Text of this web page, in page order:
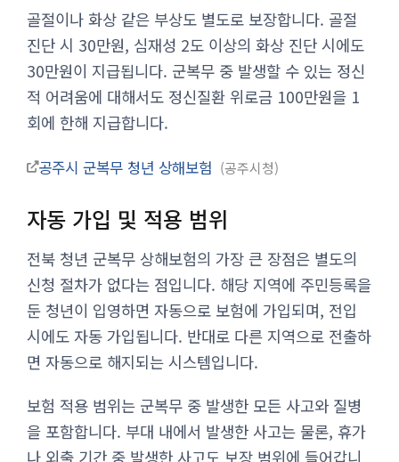
골절이나 화상 같은 부상도 별도로 보장합니다. 골절
진단 시 30만원, 심재성 2도 이상의 화상 진단 시에도
30만원이 지급됩니다. 군복무 중 발생할 수 있는 정신
적 어려움에 대해서도 정신질환 위로금 100만원을 1
회에 한해 지급합니다.
공주시 군복무 청년 상해보험 공주시청
자동 가입 및 적용 범위
전북 청년 군복무 상해보험의 가장 큰 장점은 별도의
신청 절차가 없다는 점입니다. 해당 지역에 주민등록을
둔 청년이 입영하면 자동으로 보험에 가입되며, 전입
시에도 자동 가입됩니다. 반대로 다른 지역으로 전출하
면 자동으로 해지되는 시스템입니다.
보험 적용 범위는 군복무 중 발생한 모든 사고와 질병
을 포함합니다. 부대 내에서 발생한 사고는 물론, 휴가
나 외출 기간 중 발생한 사고도 보장 범위에 들어갑니